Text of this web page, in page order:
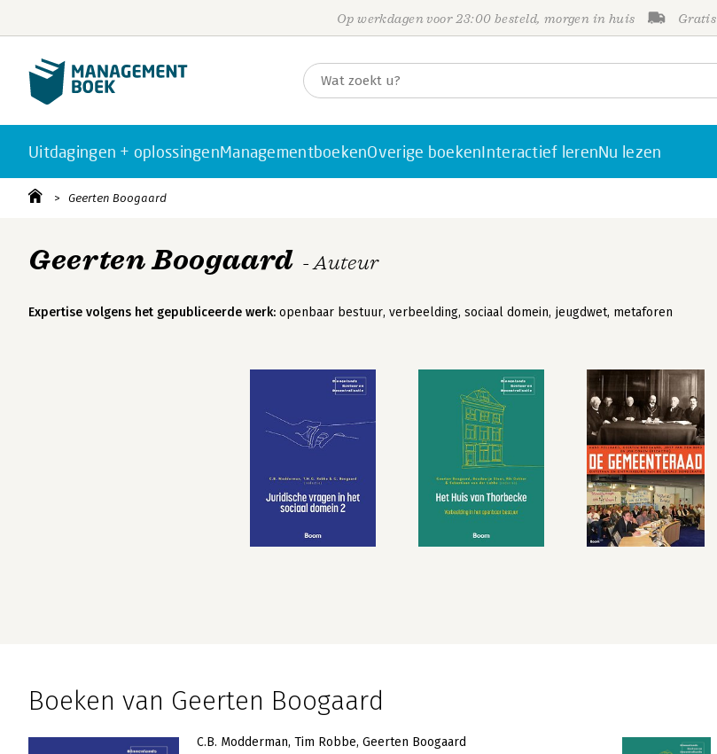
Op werkdagen voor 23:00 besteld, morgen in huis
Uitdagingen + oplossingenManagementboekenOverige boekenInteractief lerenNu lezen
Geerten Boogaard
Geerten Boogaard - Auteur
Expertise volgens het gepubliceerde werk: openbaar bestuur, verbeelding, sociaal domein, jeugdwet, metaforen
Boeken van Geerten Boogaard
C.B. Modderman Tim Robbe Geerten Boogaard